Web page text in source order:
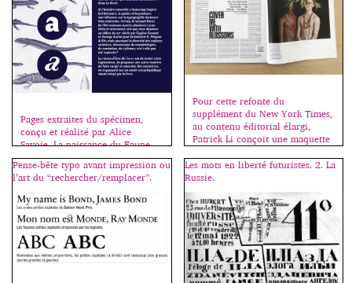
Pages extraites du spécimen,
conçu et réalisé par Alice
Savoie. La naissance du Faune.
Pour cette seconde commande
publique de création de
caractères, le Centre national
des arts plastiques (CNAP),
associé à l’Imprimerie nationale,
a choisi le projet proposé par
Alice Savoie lors d’un appel
d’offres lancé auprès de
professionnels (29 dossiers et 3
Pour cette refonte du
supplément du New York Times,
au contenu éditorial élargi,
Patrick Li conçoit une maquette
forte, moderne et brute, en
collaboration avec la nouvelle
rédactrice en chef du magazine,
Hanya Yanagihara. La densité du
texte induit des pages fortement
construites, qui s’appuient sur
les créations de caractères de la
Fonderie Commercial Type, […]
Pense-bête typo avant impression ou
l’art du “rechercher/remplacer”.
Les mots en liberté futuristes. 2. La
Russie.